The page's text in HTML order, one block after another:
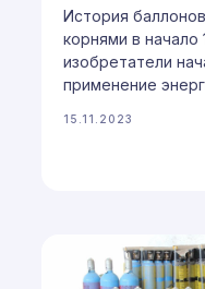
История
корнями в начало
изобретатели
применение
15.11.2023